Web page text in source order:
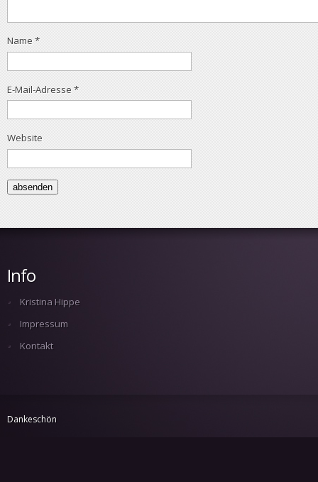
Name *
E-Mail-Adresse *
Website
Info
Kristina Hippe
Impressum
Kontakt
Dankeschön